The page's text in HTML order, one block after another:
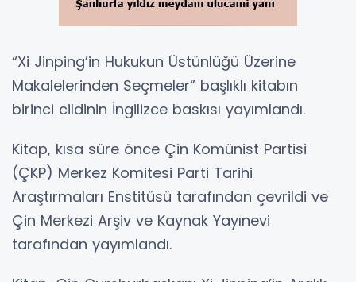
“Xi Jinping’in Hukukun Üstünlüğü Üzerine
Makalelerinden Seçmeler” başlıklı kitabın
birinci cildinin İngilizce baskısı yayımlandı.
Kitap, kısa süre önce Çin Komünist Partisi
(ÇKP) Merkez Komitesi Parti Tarihi
Araştırmaları Enstitüsü tarafından çevrildi ve
Çin Merkezi Arşiv ve Kaynak Yayınevi
tarafından yayımlandı.